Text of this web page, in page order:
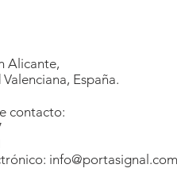
Alicante,
España.
contacto:
info@portasignal.com